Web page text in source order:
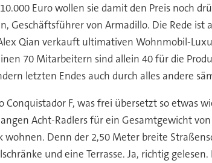
Euro wollen sie damit den Preis noch
Geschäftsführer von Armadillo. Die Rede
Qian verkauft ultimativen Wohnmobil-
70 Mitarbeitern sind allein 40 für die
letzten Endes auch durch alles andere
F, was frei übersetzt so etwas
Acht-Radlers für ein Gesamtgewicht
Denn der 2,50 Meter breite
und eine Terrasse. Ja, richtig